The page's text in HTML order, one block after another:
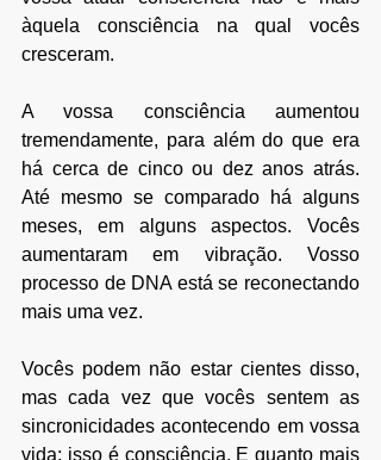
àquela consciência na qual vocês
cresceram.
A vossa consciência aumentou
tremendamente, para além do que era
há cerca de cinco ou dez anos atrás.
Até mesmo se comparado há alguns
meses, em alguns aspectos. Vocês
aumentaram em vibração. Vosso
processo de DNA está se reconectando
mais uma vez.
Vocês podem não estar cientes disso,
mas cada vez que vocês sentem as
sincronicidades acontecendo em vossa
vida: isso é consciência. E quanto mais